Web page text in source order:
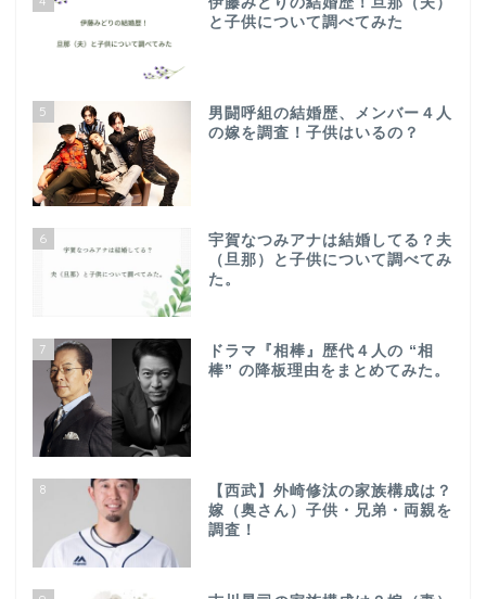
と子供について調べてみた
5
男闘呼組の結婚歴、メンバー４人
の嫁を調査！子供はいるの？
6
宇賀なつみアナは結婚してる？夫
（旦那）と子供について調べてみ
た。
7
ドラマ『相棒』歴代４人の “相
棒” の降板理由をまとめてみた。
8
【西武】外崎修汰の家族構成は？
嫁（奥さん）子供・兄弟・両親を
調査！